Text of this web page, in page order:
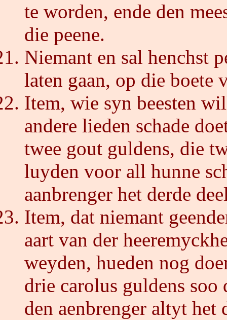
te worden, ende den
die peene.
Niemant en sal henchst
laten gaan, op die boete
Item, wie syn beesten
andere lieden schade
twee gout guldens, die
luyden voor all hunne
aanbrenger het derde
Item, dat niemant
aart van der
weyden, hueden nog
drie carolus guldens
den aenbrenger altyt het